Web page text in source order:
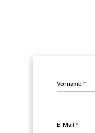
Vorname *
E-Mail *